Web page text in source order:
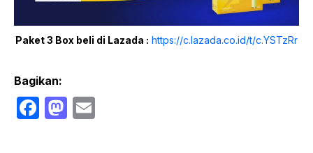
Paket 3 Box beli di Lazada : https://c.lazada.co.id/t/c.YSTzRr
Bagikan:
F
M